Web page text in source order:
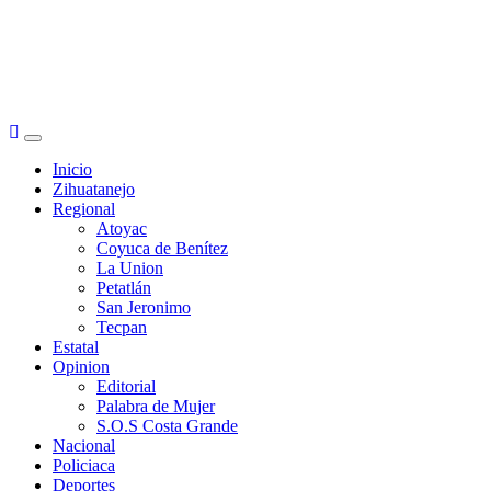
Primary
MenuInicio
Zihuatanejo
Regional
Atoyac
Coyuca de Benítez
La Union
Petatlán
San Jeronimo
Tecpan
Estatal
Opinion
Editorial
Palabra de Mujer
S.O.S Costa Grande
Nacional
Policiaca
Deportes